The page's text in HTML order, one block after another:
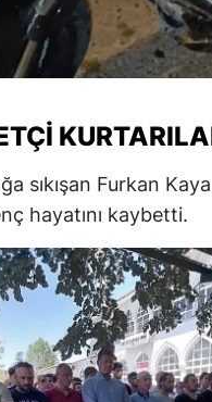
Malatya
Manisa
Mardin
Muğla
Nevşehir
Niğde
Ordu
sıkışan Furkan
hayatını kaybetti.